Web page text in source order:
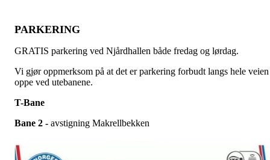
PARKERING
GRATIS parkering ved Njårdhallen både fredag og lørdag.
Vi gjør oppmerksom på at det er parkering forbudt langs hele veien
oppe ved utebanene.
T-Bane
Bane 2 - avstigning Makrellbekken